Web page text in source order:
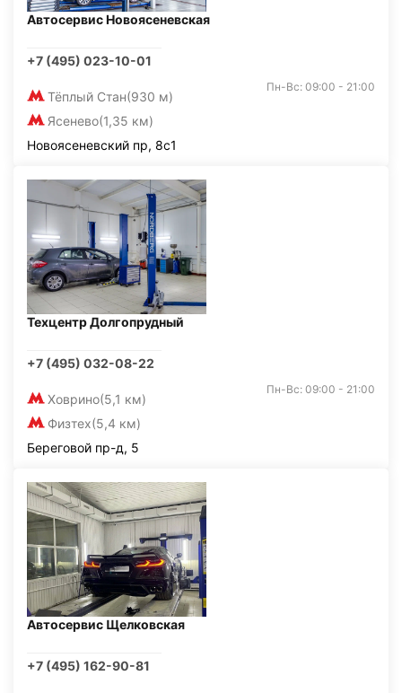
Автосервис Новоясеневская
+7 (495) 023-10-01
Тёплый Стан(930 м)
Ясенево(1,35 км)
Пн-Вс: 09:00 - 21:00
Новоясеневский пр, 8с1
Техцентр Долгопрудный
+7 (495) 032-08-22
Ховрино(5,1 км)
Физтех(5,4 км)
Пн-Вс: 09:00 - 21:00
Береговой пр-д, 5
Автосервис Щелковская
+7 (495) 162-90-81